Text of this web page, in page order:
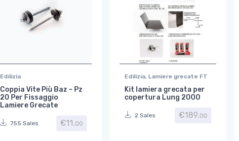
Edilizia
Coppia Vite Più Baz – Pz
20 Per Fissaggio
Lamiere Grecate
755 Sales €11.00
Edilizia, Lamiere grecate FT
Kit lamiera grecata per
copertura Lung 2000
2 Sales €189.00